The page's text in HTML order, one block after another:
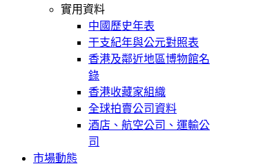
實用資料
中國歷史年表
干支紀年與公元對照表
香港及鄰近地區博物館名
錄
香港收藏家組織
全球拍賣公司資料
酒店、航空公司、運輸公
司
市場動態